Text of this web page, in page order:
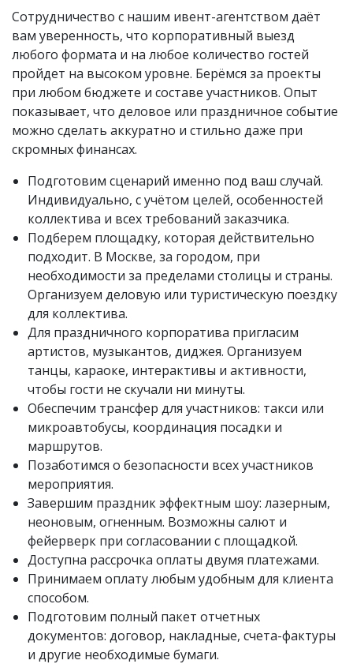
Сотрудничество с нашим ивент-агентством даёт
вам уверенность, что корпоративный выезд
любого формата и на любое количество гостей
пройдет на высоком уровне. Берёмся за проекты
при любом бюджете и составе участников. Опыт
показывает, что деловое или праздничное событие
можно сделать аккуратно и стильно даже при
скромных финансах.
Подготовим сценарий именно под ваш случай.
Индивидуально, с учётом целей, особенностей
коллектива и всех требований заказчика.
Подберем площадку, которая действительно
подходит. В Москве, за городом, при
необходимости за пределами столицы и страны.
Организуем деловую или туристическую поездку
для коллектива.
Для праздничного корпоратива пригласим
артистов, музыкантов, диджея. Организуем
танцы, караоке, интерактивы и активности,
чтобы гости не скучали ни минуты.
Обеспечим трансфер для участников: такси или
микроавтобусы, координация посадки и
маршрутов.
Позаботимся о безопасности всех участников
мероприятия.
Завершим праздник эффектным шоу: лазерным,
неоновым, огненным. Возможны салют и
фейерверк при согласовании с площадкой.
Доступна рассрочка оплаты двумя платежами.
Принимаем оплату любым удобным для клиента
способом.
Подготовим полный пакет отчетных
документов: договор, накладные, счета-фактуры
и другие необходимые бумаги.